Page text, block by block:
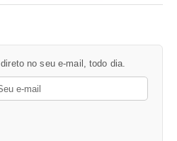
direto no seu e-mail, todo dia.